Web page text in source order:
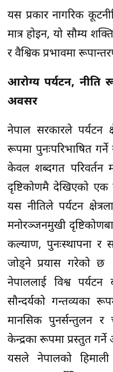
यस प्रकार नागरिक
मात्र होइन, यो सौम्य
र वैश्विक प्रभावमा
आरोग्य पर्यटन, नीति
अवसर
नेपाल सरकारले पर्यटन
रूपमा पुनःपरिभाषित
केवल शब्दगत परिवर्तन
दृष्टिकोणमै देखिएको एक
यस नीतिले पर्यटन
मनोरञ्जनमुखी
कल्याण, पुनःस्थापना र
जोड्ने प्रयास गरेको छ
नेपाललाई विश्व
सौन्दर्यको गन्तव्यका
मानसिक पुनर्सन्तुलन
केन्द्रका रूपमा प्रस्तुत
यसले नेपालको हिमाली